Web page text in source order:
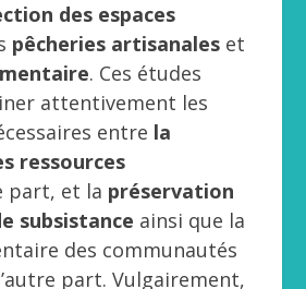
des espaces
pêcheries artisanales et
. Ces études
attentivement les
entre la
ressources
part, et la préservation
subsistance ainsi que la
des communautés
part. Vulgairement,